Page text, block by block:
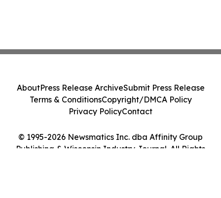
© 1995-2026 Newsmatics Inc. dba Affinity Group
Publishing & Wisconsin Industry Journal. All Rights
AboutPress Release ArchiveSubmit Press Release
Terms & ConditionsCopyright/DMCA Policy
Privacy PolicyContact